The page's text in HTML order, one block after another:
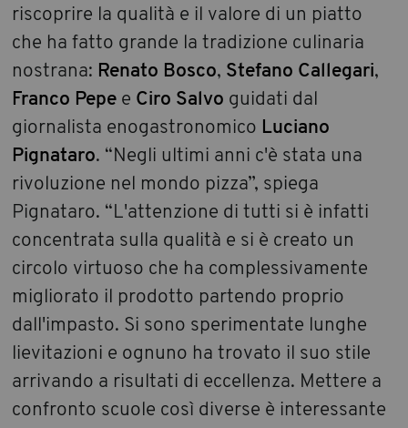
riscoprire la qualità e il valore di un piatto
che ha fatto grande la tradizione culinaria
nostrana: Renato Bosco, Stefano Callegari,
Franco Pepe e Ciro Salvo guidati dal
giornalista enogastronomico Luciano
Pignataro. “Negli ultimi anni c'è stata una
rivoluzione nel mondo pizza”, spiega
Pignataro. “L'attenzione di tutti si è infatti
concentrata sulla qualità e si è creato un
circolo virtuoso che ha complessivamente
migliorato il prodotto partendo proprio
dall'impasto. Si sono sperimentate lunghe
lievitazioni e ognuno ha trovato il suo stile
arrivando a risultati di eccellenza. Mettere a
confronto scuole così diverse è interessante